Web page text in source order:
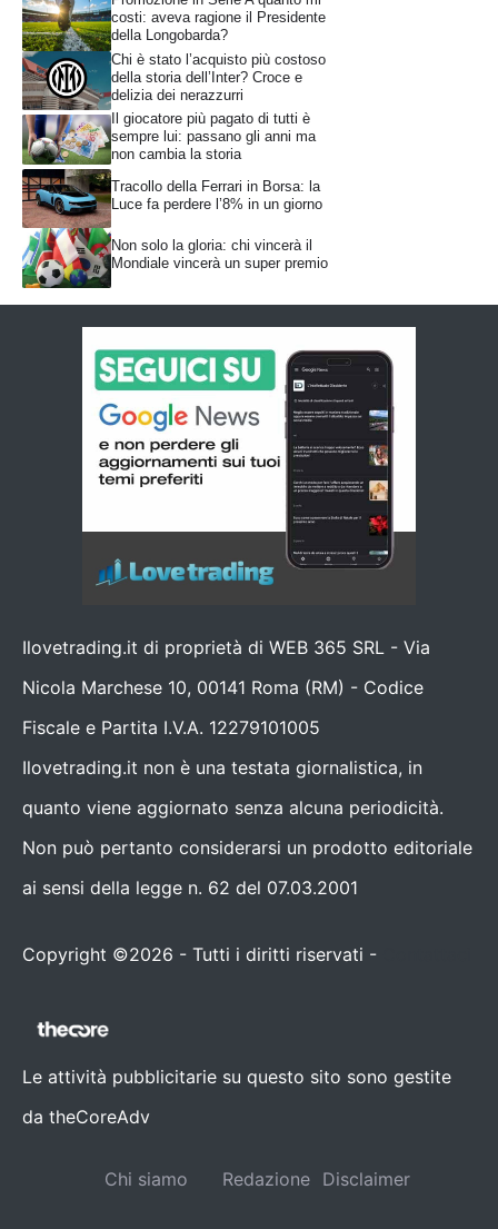
costi: aveva ragione il Presidente
della Longobarda?
Chi è stato l’acquisto più costoso
della storia dell’Inter? Croce e
delizia dei nerazzurri
Il giocatore più pagato di tutti è
sempre lui: passano gli anni ma
non cambia la storia
Tracollo della Ferrari in Borsa: la
Luce fa perdere l’8% in un giorno
Non solo la gloria: chi vincerà il
Mondiale vincerà un super premio
Ilovetrading.it di proprietà di WEB 365 SRL - Via
Nicola Marchese 10, 00141 Roma (RM) - Codice
Fiscale e Partita I.V.A. 12279101005
Ilovetrading.it non è una testata giornalistica, in
quanto viene aggiornato senza alcuna periodicità.
Non può pertanto considerarsi un prodotto editoriale
ai sensi della legge n. 62 del 07.03.2001
Copyright ©2026 - Tutti i diritti riservati -
Le attività pubblicitarie su questo sito sono gestite
da theCoreAdv
Chi siamo Redazione Disclaimer